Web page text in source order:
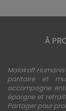
À
Malakoff
paritaire et
accompagne
épargne et
Partager pour